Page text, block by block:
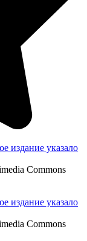
издание указало
Commons
издание указало
Commons